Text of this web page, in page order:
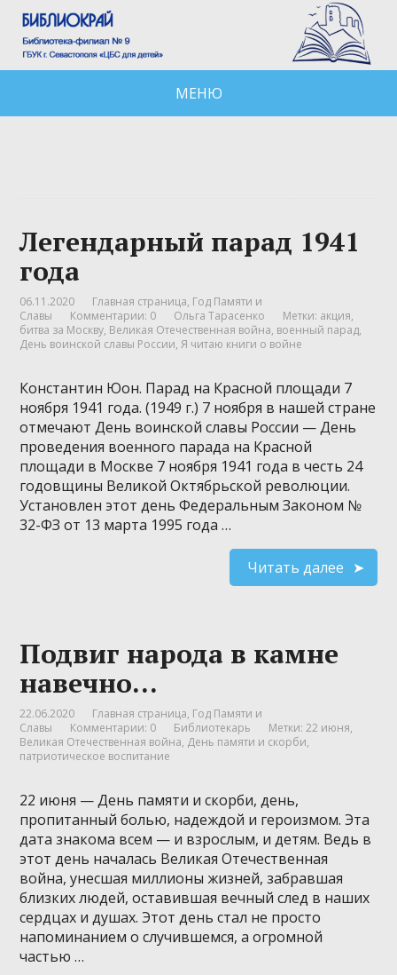
МЕНЮ
Легендарный парад 1941
года
06.11.2020 Главная страница, Год Памяти и
Славы
Комментарии: 0 Ольга Тарасенко Метки: акция,
битва за Москву, Великая Отечественная война, военный парад,
День воинской славы России,Я читаю книги о войне
Константин Юон. Парад на Красной площади 7
ноября 1941 года. (1949 г.) 7 ноября в нашей стране
отмечают День воинской славы России — День
проведения военного парада на Красной
площади в Москве 7 ноября 1941 года в честь 24
годовщины Великой Октябрьской революции.
Установлен этот день Федеральным Законом №
32-ФЗ от 13 марта 1995 года …
Читать далее
Подвиг народа в камне
навечно…
22.06.2020 Главная страница, Год Памяти и
Славы
Комментарии: 0 Библиотекарь Метки:22 июня,
Великая Отечественная война, День памяти и скорби,
патриотическое воспитание
22 июня — День памяти и скорби, день,
пропитанный болью, надеждой и героизмом. Эта
дата знакома всем — и взрослым, и детям. Ведь в
этот день началась Великая Отечественная
война, унесшая миллионы жизней, забравшая
близких людей, оставившая вечный след в наших
сердцах и душах. Этот день стал не просто
напоминанием о случившемся, а огромной
частью …